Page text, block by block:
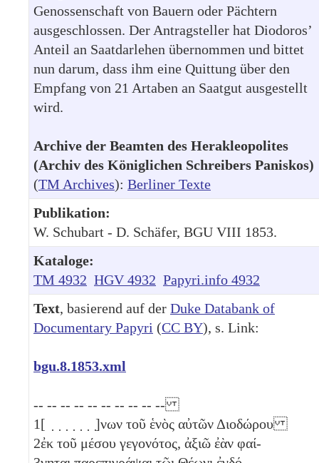
Genossenschaft von Bauern oder Pächtern
ausgeschlossen. Der Antragsteller hat Diodoros’
Anteil an Saatdarlehen übernommen und bittet
nun darum, dass ihm eine Quittung über den
Empfang von 21 Artaben an Saatgut ausgestellt
wird.
Archive der Beamten des Herakleopolites
(Archiv des Königlichen Schreibers Paniskos)
(TM Archives): Berliner Texte
Publikation:
W. Schubart - D. Schäfer, BGU VIII 1853.
Kataloge:
TM 4932 HGV 4932 Papyri.info 4932
Text, basierend auf der Duke Databank of
Documentary Papyri (CC BY), s. Link:
bgu.8.1853.xml
-- -- -- -- -- -- -- -- -- --
1[ ̣ ̣ ̣ ̣ ̣ ̣ ̣]νων τοῦ ἑνὸς αὐτῶν Διοδώρου
2ἐκ τοῦ μέσου γεγονότος, ἀξιῶ ἐὰν φαί-